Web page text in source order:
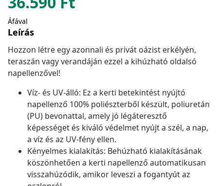
Áfával
Leírás
Hozzon létre egy azonnali és privát oázist erkélyén,
teraszán vagy verandáján ezzel a kihúzható oldalsó
napellenzővel!
Víz- és UV-álló: Ez a kerti betekintést nyújtó
napellenző 100% poliészterből készült, poliuretán
(PU) bevonattal, amely jó légáteresztő
képességet és kiváló védelmet nyújt a szél, a nap,
a víz és az UV-fény ellen.
Kényelmes kialakítás: Behúzható kialakításának
köszönhetően a kerti napellenző automatikusan
visszahúzódik, amikor leveszi a fogantyút az